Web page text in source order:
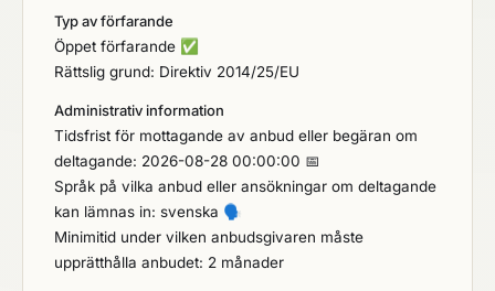
Typ av förfarande
Öppet förfarande ✅
Rättslig grund: Direktiv 2014/25/EU
Administrativ information
Tidsfrist för mottagande av anbud eller begäran om
deltagande: 2026-08-28 00:00:00 📅
Språk på vilka anbud eller ansökningar om deltagande
kan lämnas in: svenska 🗣️
Minimitid under vilken anbudsgivaren måste
upprätthålla anbudet: 2 månader